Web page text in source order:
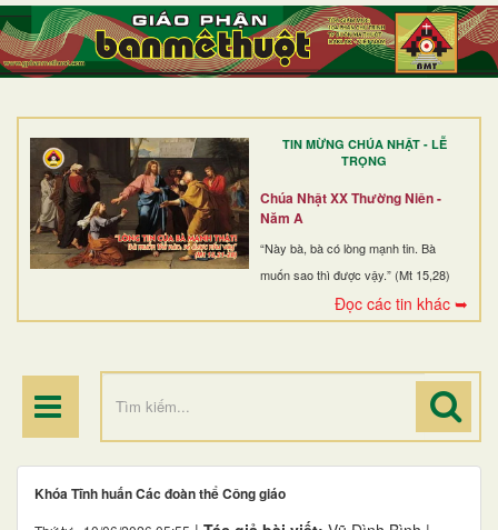
TIN MỪNG CHÚA NHẬT - LỄ
TRỌNG
Chúa Nhật XX Thường Niên -
Năm A
“Này bà, bà có lòng mạnh tin. Bà
muốn sao thì được vậy.” (Mt 15,28)
Đọc các tin khác ➥
TRANG NHẤT
GIỚI THIỆU
DÒNG TU
BAN MỤC VỤ
ĐOÀN THỂ CG
ĐIỂM HÀNH HƯƠNG
Khóa Tĩnh huấn Các đoàn thể Công giáo